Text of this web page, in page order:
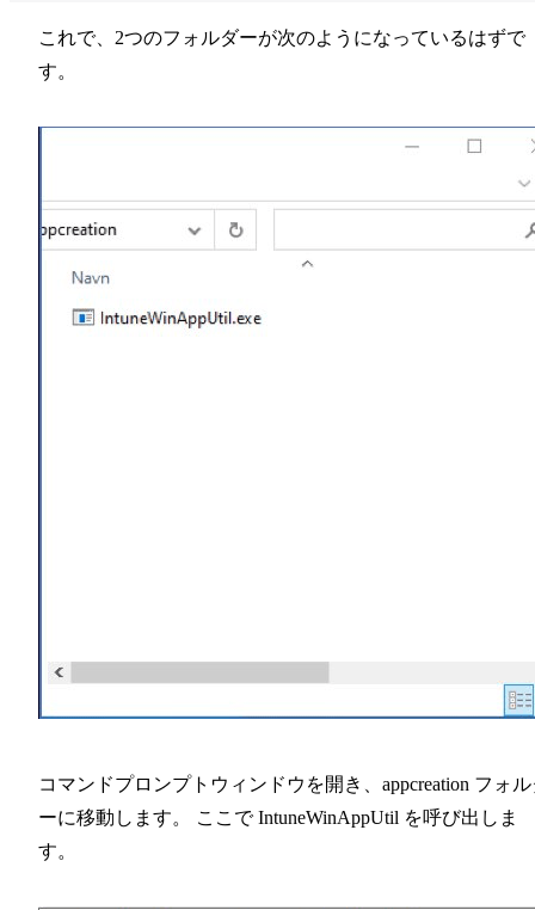
これで、2つのフォルダーが次のようになっているはずで
す。
コマンドプロンプトウィンドウを開き、appcreation フォ
ーに移動します。 ここで IntuneWinAppUtil を呼び出しま
す。